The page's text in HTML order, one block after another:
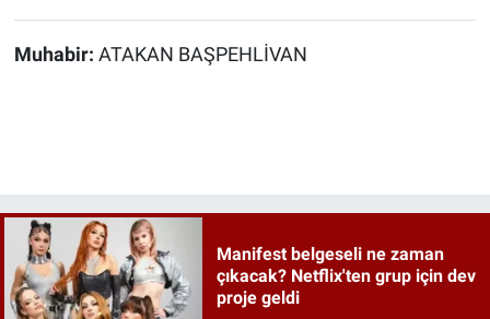
Muhabir: ATAKAN BAŞPEHLİVAN
Manifest belgeseli ne zaman
çıkacak? Netflix'ten grup için dev
proje geldi